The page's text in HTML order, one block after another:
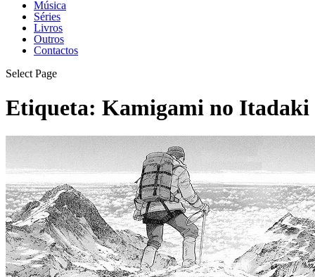
Música
Séries
Livros
Outros
Contactos
Select Page
Etiqueta: Kamigami no Itadaki